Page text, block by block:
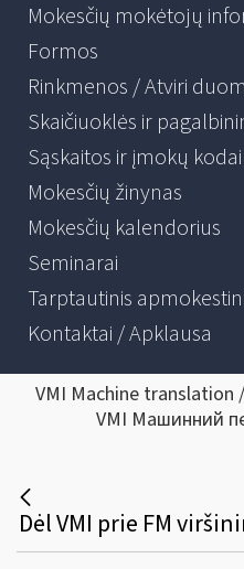
Mokesčių mokėtojų
Formos
Rinkmenos / Atviri
Skaičiuoklės ir
Sąskaitos ir įmokų kodai
Mokesčių žinynas
Mokesčių kalendorius
Seminarai
Tarptautinis
Kontaktai / Apklausa
VMI Machine
VMI Машинний